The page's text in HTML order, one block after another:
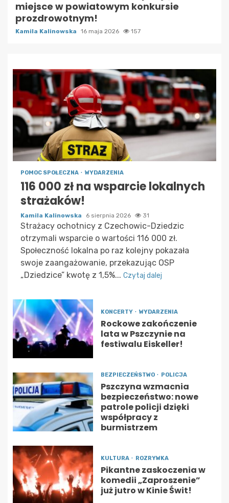
miejsce w powiatowym konkursie
prozdrowotnym!
Kamila Kalinowska 16 maja 2026 157
POMOC SPOŁECZNA WYDARZENIA
116 000 zł na wsparcie lokalnych
strażaków!
Kamila Kalinowska 6 sierpnia 2026 31
Strażacy ochotnicy z Czechowic-Dziedzic
otrzymali wsparcie o wartości 116 000 zł.
Społeczność lokalna po raz kolejny pokazała
swoje zaangażowanie, przekazując OSP
„Dziedzice” kwotę z 1,5%... Czytaj dalej
KONCERTY WYDARZENIA
Rockowe zakończenie
lata w Pszczynie na
festiwalu Eiskeller!
BEZPIECZEŃSTWO POLICJA
Pszczyna wzmacnia
bezpieczeństwo: nowe
patrole policji dzięki
współpracy z
burmistrzem
KULTURA ROZRYWKA
Pikantne zaskoczenia w
komedii „Zaproszenie”
już jutro w Kinie Świt!